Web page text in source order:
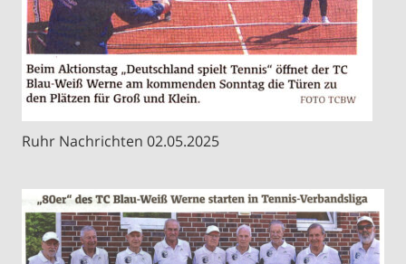
Ruhr Nachrichten 02.05.2025